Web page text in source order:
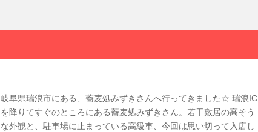
岐阜県瑞浪市にある、蕎麦処みずきさんへ行ってきました☆ 瑞浪IC
を降りてすぐのところにある蕎麦処みずきさん。若干敷居の高そう
な外観と、駐車場に止まっている高級車、今回は思い切って入店し